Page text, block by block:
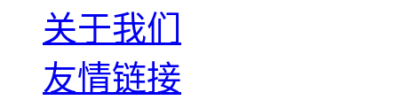
关于我们
友情链接